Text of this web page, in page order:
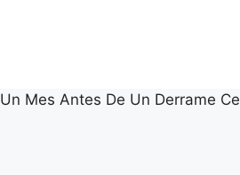
Mes Antes De Un Derrame